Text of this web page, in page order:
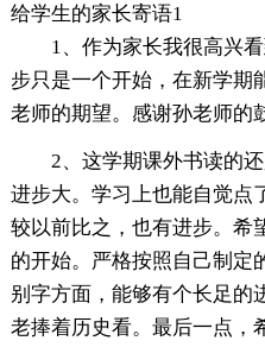
给学生的家长寄语1
1、作为家长我很高兴
步只是一个开始，在新学期
老师的期望。感谢孙老师的
2、这学期课外书读的
进步大。学习上也能自觉点
较以前比之，也有进步。希
的开始。严格按照自己制定
别字方面，能够有个长足的
老捧着历史看。最后一点，